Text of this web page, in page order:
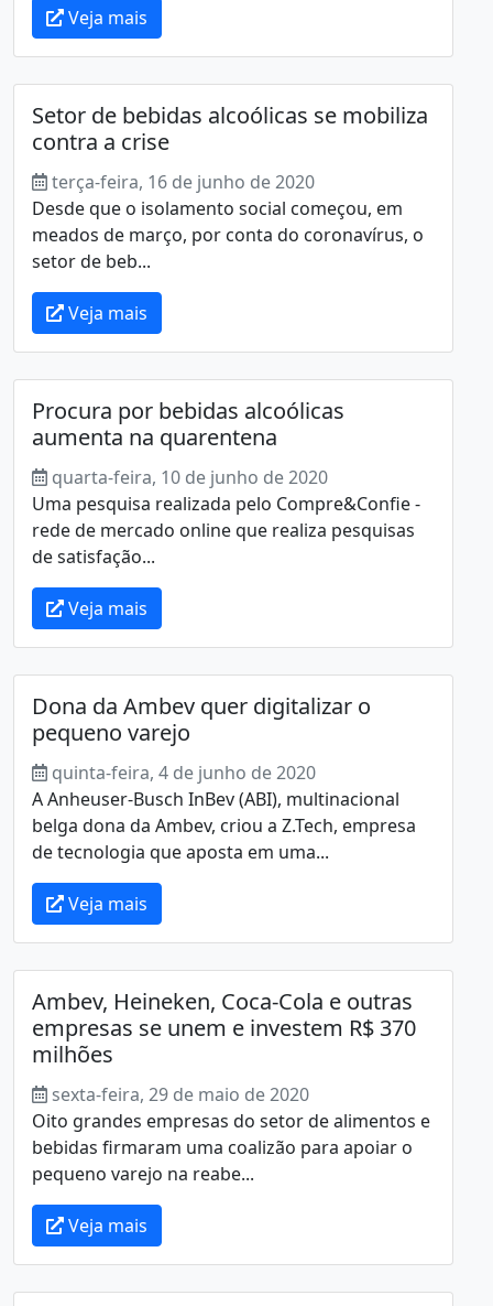
Veja mais
Setor de bebidas alcoólicas se mobiliza
contra a crise
terça-feira, 16 de junho de 2020
Desde que o isolamento social começou, em
meados de março, por conta do coronavírus, o
setor de beb...
Veja mais
Procura por bebidas alcoólicas
aumenta na quarentena
quarta-feira, 10 de junho de 2020
Uma pesquisa realizada pelo Compre&Confie -
rede de mercado online que realiza pesquisas
de satisfação...
Veja mais
Dona da Ambev quer digitalizar o
pequeno varejo
quinta-feira, 4 de junho de 2020
A Anheuser-Busch InBev (ABI), multinacional
belga dona da Ambev, criou a Z.Tech, empresa
de tecnologia que aposta em uma...
Veja mais
Ambev, Heineken, Coca-Cola e outras
empresas se unem e investem R$ 370
milhões
sexta-feira, 29 de maio de 2020
Oito grandes empresas do setor de alimentos e
bebidas firmaram uma coalizão para apoiar o
pequeno varejo na reabe...
Veja mais